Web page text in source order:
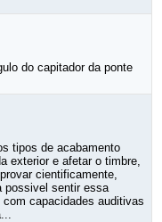
do capitador da ponte
tipos de acabamento
exterior e afetar o timbre,
cientificamente,
possivel sentir essa
capacidades auditivas